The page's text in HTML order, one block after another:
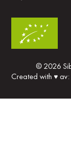
© 2026
Created with ♥av: